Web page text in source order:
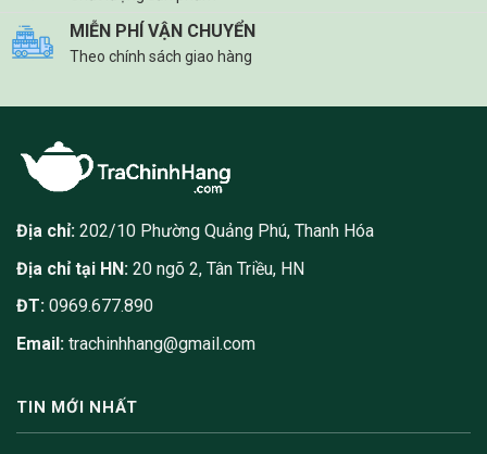
MIỄN PHÍ VẬN CHUYỂN
Theo chính sách giao hàng
Địa chỉ: 202/10 Phường Quảng Phú, Thanh Hóa
Địa chỉ tại HN: 20 ngõ 2, Tân Triều, HN
ĐT: 0969.677.890
Email: trachinhhang@gmail.com
TIN MỚI NHẤT